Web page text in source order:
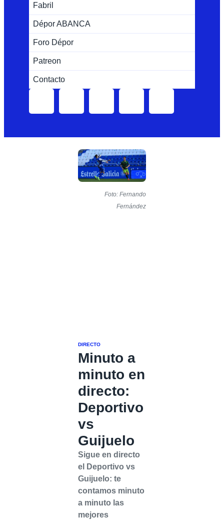
Fabril
Dépor ABANCA
Foro Dépor
Patreon
Contacto
Foto: Fernando
Fernández
DIRECTO
Minuto a
minuto en
directo:
Deportivo
vs
Guijuelo
Sigue en directo
el Deportivo vs
Guijuelo: te
contamos minuto
a minuto las
mejores